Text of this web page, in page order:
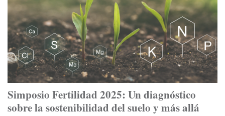
Simposio Fertilidad 2025: Un diagnóstico
sobre la sostenibilidad del suelo y más allá